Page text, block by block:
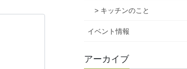
> キッチンのこと
イベント情報
アーカイブ